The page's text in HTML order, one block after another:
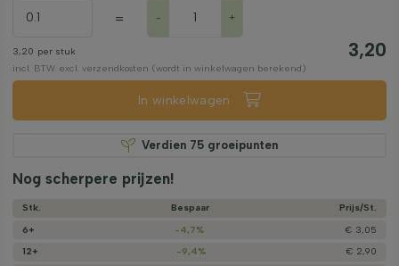
= - +
3,20 per stuk 3,20
incl. BTW. excl. verzendkosten (wordt in winkelwagen berekend)
In winkelwagen
Verdien 75groeipunten
Nog scherpere prijzen!
Stk. Bespaar
Prijs/­St.
6+
-4,7%
€ 3,05
12+
-9,4%
€ 2,90